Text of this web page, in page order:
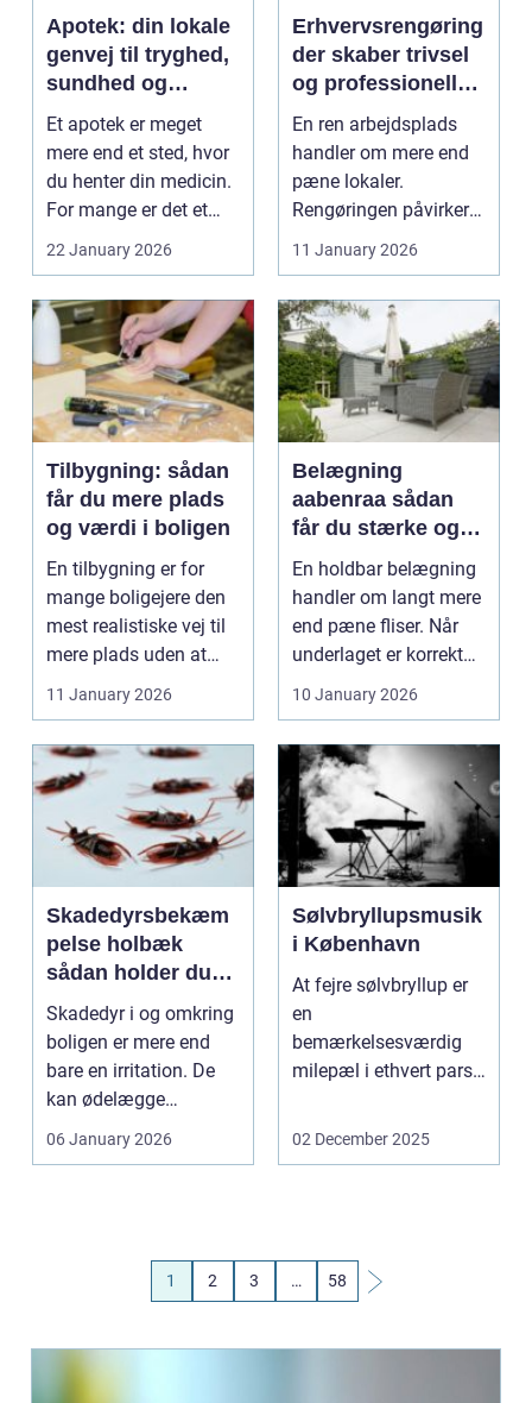
Apotek: din lokale
genvej til tryghed,
sundhed og
rådgivning
Et apotek er meget
mere end et sted, hvor
du henter din medicin.
For mange er det et
fast holdepunkt...
22 January 2026
Erhvervsrengøring
der skaber trivsel
og professionelle
rammer
En ren arbejdsplads
handler om mere end
pæne lokaler.
Rengøringen påvirker
b&arin...
11 January 2026
Tilbygning: sådan
får du mere plads
og værdi i boligen
En tilbygning er for
mange boligejere den
mest realistiske vej til
mere plads uden at
skulle flytte....
11 January 2026
Belægning
aabenraa sådan
får du stærke og
flotte
udendørsarealer
En holdbar belægning
handler om langt mere
end pæne fliser. Når
underlaget er korrekt
opbygget, og m...
10 January 2026
Skadedyrsbekæm
pelse holbæk
sådan holder du
hjem og
virksomhed fri for
ubudne gæster
Skadedyr i og omkring
boligen er mere end
bare en irritation. De
kan ødelægge
bygninger, forurene
06 January 2026
Sølvbryllupsmusik
i København
At fejre sølvbryllup er
en
bemærkelsesværdig
milepæl i ethvert pars
02 December 2025
1 2 3 … 58